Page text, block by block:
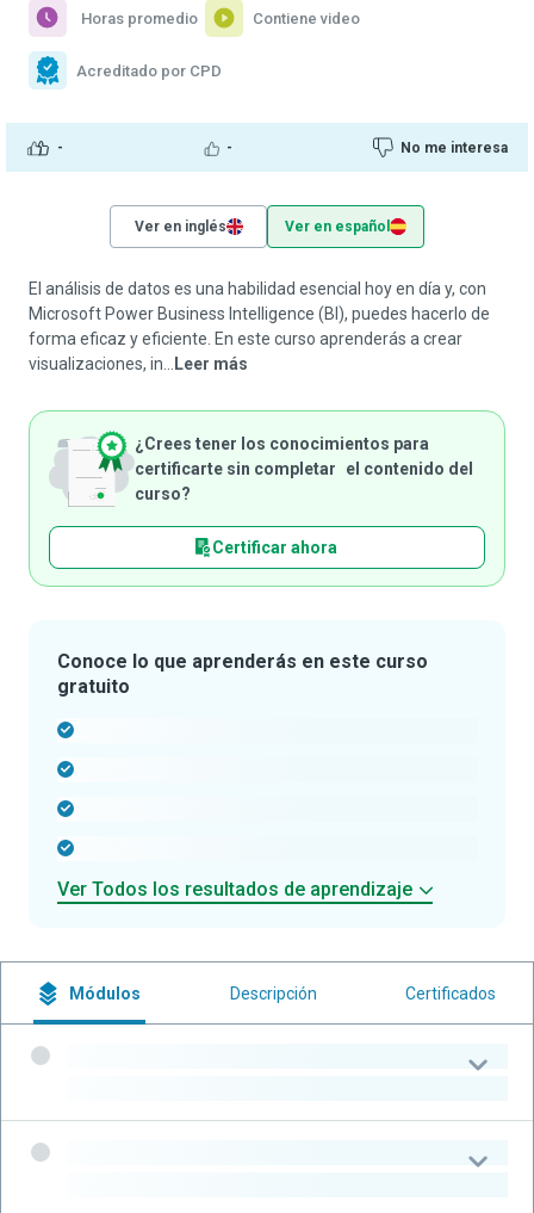
- - No me interesa
Horas promedio Contiene video
Acreditado por CPD
Ver en inglés Ver en español
El análisis de datos es una habilidad esencial hoy en día y, con
Microsoft Power Business Intelligence (BI), puedes hacerlo de
forma eficaz y eficiente. En este curso aprenderás a crear
visualizaciones, in...
Leer más
¿Crees tener los conocimientos para
certificarte sin completar el contenido del
curso?
Certificar ahora
Conoce lo que aprenderás en este curso
gratuito
Ver Todos los resultados de aprendizaje
Módulos Descripción Certificados